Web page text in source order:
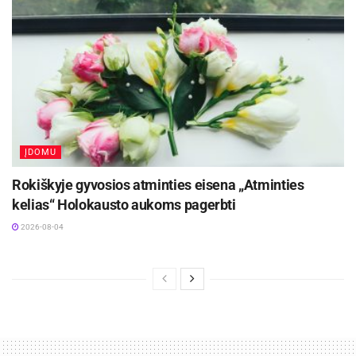
ansambliu „Mindrė” ir grupe „Jonis”
Organizatorius
Anykščių r. savivaldybė
ĮDOMU
Rokiškyje gyvosios atminties eisena „Atminties
kelias“ Holokausto aukoms pagerbti
2026-08-04